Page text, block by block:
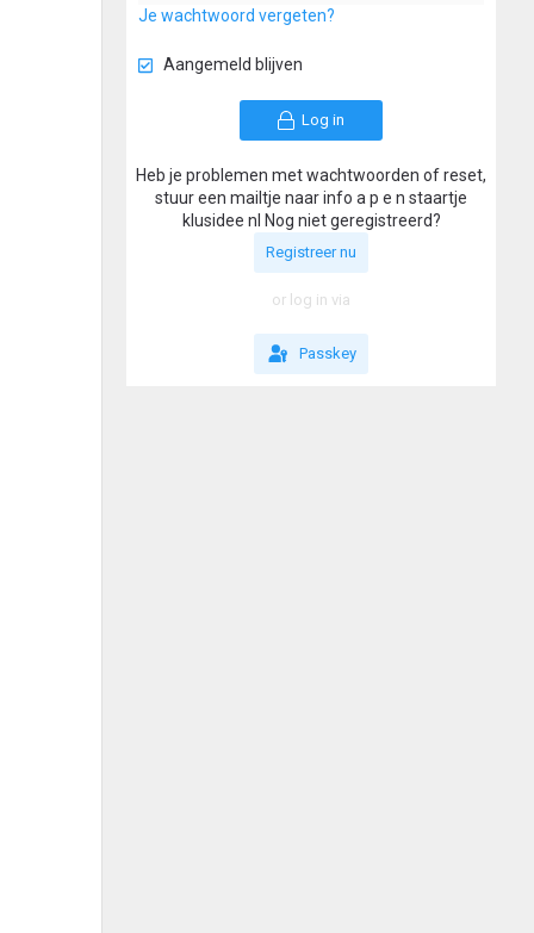
Je wachtwoord vergeten?
Aangemeld blijven
Log in
Heb je problemen met wachtwoorden of reset,
stuur een mailtje naar info a p e n staartje
klusidee nl Nog niet geregistreerd?
Registreer nu
or log in via
Passkey